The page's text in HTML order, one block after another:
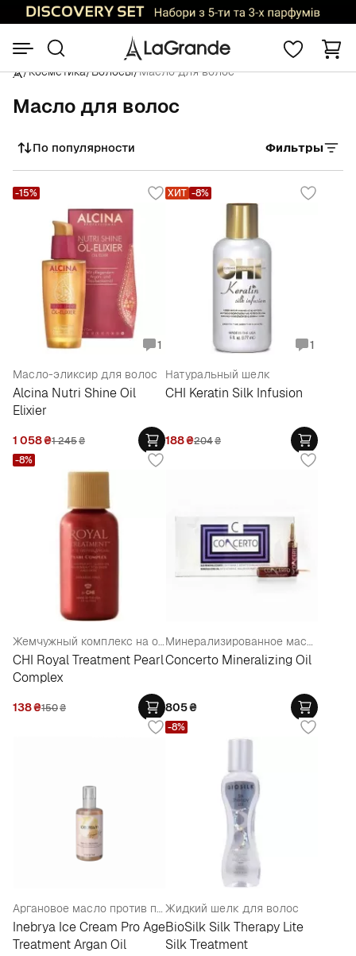
/Косметика/Волосы/Масло для волос
Масло для волос
Сортировать
По популярности Фильтры
1
Масло-эликсир для волос
Alcina Nutri Shine Oil
Elixier
1 058₴1 245₴
-15%
1
Натуральный шелк
CHI Keratin Silk Infusion
188₴204₴
ХИТ -8%
Жемчужный комплекс на основе шелка
CHI Royal Treatment Pearl
Complex
138₴150₴
-8%
Минерализированное масло
Concerto Mineralizing Oil
805₴
Аргановое масло против посеченных кончиков
Inebrya Ice Cream Pro Age
Treatment Argan Oil
Жидкий шелк для волос
BioSilk Silk Therapy Lite
Silk Treatment
-8%